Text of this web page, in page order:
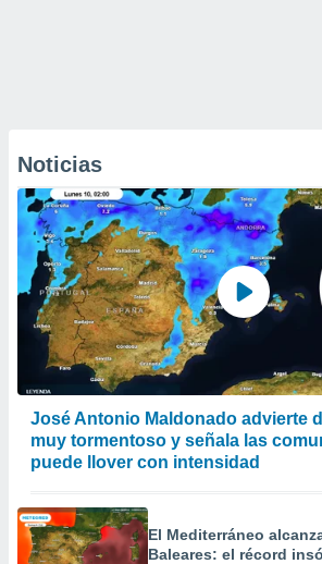
Noticias
José Antonio Maldonado advierte
muy tormentoso y señala las
puede llover con intensidad
El Mediterráneo
Baleares: el récord